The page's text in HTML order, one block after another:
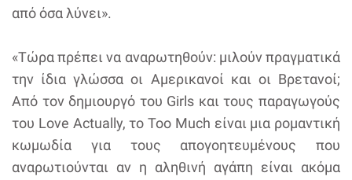
από όσα λύνει».
«Τώρα πρέπει να αναρωτηθούν: μιλούν πραγματικά
την ίδια γλώσσα οι Αμερικανοί και οι Βρετανοί;
Από τον δημιουργό του Girls και τους παραγωγούς
του Love Actually, το Too Much είναι μια ρομαντική
κωμωδία για τους απογοητευμένους που
αναρωτιούνται αν η αληθινή αγάπη είναι ακόμα